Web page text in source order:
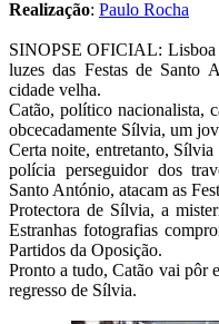
Realização: Paulo Rocha
SINOPSE OFICIAL: Lisboa
luzes das Festas de Santo
cidade velha.
Catão, político nacionalista,
obcecadamente Sílvia, um
Certa noite, entretanto,
polícia perseguidor dos
Santo António, atacam as
Protectora de Sílvia, a
Estranhas fotografias
Partidos da Oposição.
Pronto a tudo, Catão vai pôr
regresso de Sílvia.